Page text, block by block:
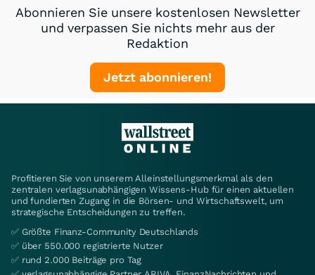
Abonnieren Sie unsere kostenlosen Newsletter
und verpassen Sie nichts mehr aus der
Redaktion
Jetzt abonnieren!
Profitieren Sie von unserem Alleinstellungsmerkmal als den
zentralen verlagsunabhängigen Wissens-Hub für einen aktuellen
und fundierten Zugang in die Börsen- und Wirtschaftswelt, um
strategische Entscheidungen zu treffen.
✅ Größte Finanz-Community Deutschlands
✅ über 550.000 registrierte Nutzer
✅ rund 2.000 Beiträge pro Tag